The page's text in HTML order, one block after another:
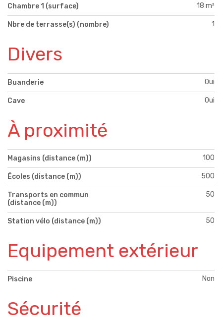
Chambre 1 (surface) 18 m²
Nbre de terrasse(s) (nombre) 1
Divers
Buanderie Oui
Cave Oui
À proximité
Magasins (distance (m)) 100
Écoles (distance (m)) 500
Transports en commun
(distance (m))
50
Station vélo (distance (m)) 50
Equipement extérieur
Piscine Non
Sécurité